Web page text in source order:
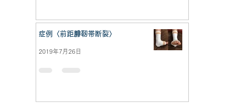
症例〈前距腓靭帯断裂〉
2019年7月26日